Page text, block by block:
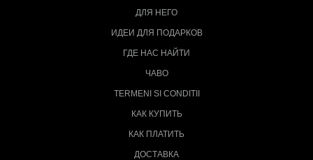
ДЛЯ НЕГО
ИДЕИ ДЛЯ ПОДАРКОВ
ГДЕ НАС НАЙТИ
ЧАВО
TERMENI SI CONDITII
КАК КУПИТЬ
КАК ПЛАТИТЬ
ДОСТАВКА